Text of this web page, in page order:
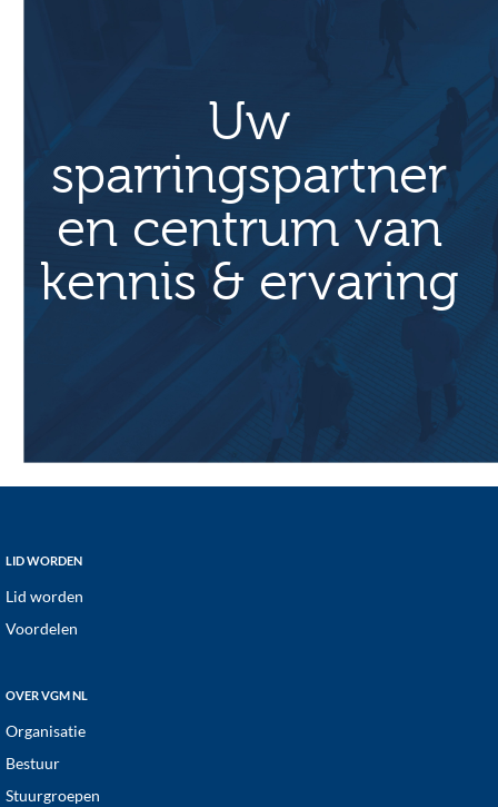
Uw
sparringspartner
en centrum van
kennis & ervaring
Footer
LID WORDEN
Lid worden
Voordelen
OVER VGM NL
Organisatie
Bestuur
Stuurgroepen